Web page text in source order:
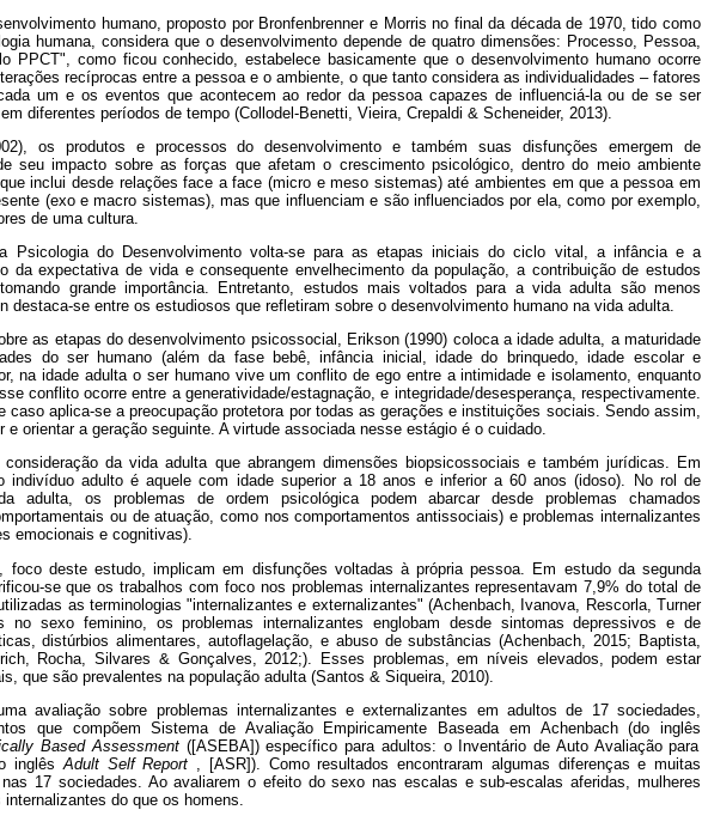
humano, proposto por Bronfenbrenner e Morris no final da década de 1970, tido como
humana, considera que o desenvolvimento depende de quatro dimensões: Processo, Pessoa,
PPCT", como ficou conhecido, estabelece basicamente que o desenvolvimento humano ocorre
recíprocas entre a pessoa e o ambiente, o que tanto considera as individualidades – fatores
um e os eventos que acontecem ao redor da pessoa capazes de influenciá-la ou de se ser
diferentes períodos de tempo (Collodel-Benetti, Vieira, Crepaldi & Scheneider, 2013).
os produtos e processos do desenvolvimento e também suas disfunções emergem de
seu impacto sobre as forças que afetam o crescimento psicológico, dentro do meio ambiente
inclui desde relações face a face (micro e meso sistemas) até ambientes em que a pessoa em
(exo e macro sistemas), mas que influenciam e são influenciados por ela, como por exemplo,
de uma cultura.
Psicologia do Desenvolvimento volta-se para as etapas iniciais do ciclo vital, a infância e a
da expectativa de vida e consequente envelhecimento da população, a contribuição de estudos
grande importância. Entretanto, estudos mais voltados para a vida adulta são menos
destaca-se entre os estudiosos que refletiram sobre o desenvolvimento humano na vida adulta.
as etapas do desenvolvimento psicossocial, Erikson (1990) coloca a idade adulta, a maturidade
do ser humano (além da fase bebê, infância inicial, idade do brinquedo, idade escolar e
na idade adulta o ser humano vive um conflito de ego entre a intimidade e isolamento, enquanto
conflito ocorre entre a generatividade/estagnação, e integridade/desesperança, respectivamente.
caso aplica-se a preocupação protetora por todas as gerações e instituições sociais. Sendo assim,
e orientar a geração seguinte. A virtude associada nesse estágio é o cuidado.
consideração da vida adulta que abrangem dimensões biopsicossociais e também jurídicas. Em
indivíduo adulto é aquele com idade superior a 18 anos e inferior a 60 anos (idoso). No rol de
adulta, os problemas de ordem psicológica podem abarcar desde problemas chamados
ou de atuação, como nos comportamentos antissociais) e problemas internalizantes
emocionais e cognitivas).
foco deste estudo, implicam em disfunções voltadas à própria pessoa. Em estudo da segunda
se que os trabalhos com foco nos problemas internalizantes representavam 7,9% do total de
as terminologias "internalizantes e externalizantes" (Achenbach, Ivanova, Rescorla, Turner
no sexo feminino, os problemas internalizantes englobam desde sintomas depressivos e de
distúrbios alimentares, autoflagelação, e abuso de substâncias (Achenbach, 2015; Baptista,
Rocha, Silvares & Gonçalves, 2012;). Esses problemas, em níveis elevados, podem estar
que são prevalentes na população adulta (Santos & Siqueira, 2010).
avaliação sobre problemas internalizantes e externalizantes em adultos de 17 sociedades,
que compõem Sistema de Avaliação Empiricamente Baseada em Achenbach (do inglês
Based Assessment([ASEBA]) específico para adultos: o Inventário de Auto Avaliação para
inglês Adult Self Report , [ASR]). Como resultados encontraram algumas diferenças e muitas
17 sociedades. Ao avaliarem o efeito do sexo nas escalas e sub-escalas aferidas, mulheres
do que os homens.